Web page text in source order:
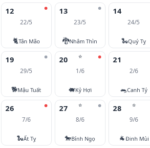
12
22/5
🐈Tân Mão
13
23/5
🐉Nhâm Thìn
14
24/5
🐍Quý Tỵ
19
29/5
🐕Mậu Tuất
⭐
20
1/6
🐖Kỷ Hợi
21
2/6
🐀Canh Tý
26
7/6
🐍Ất Tỵ
⭐
27
8/6
🐎Bính Ngọ
⭐
28
9/6
🐐Đinh Mùi